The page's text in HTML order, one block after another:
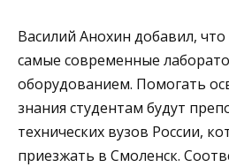
Василий Анохин добавил, что
самые современные
оборудованием. Помогать
знания студентам будут
технических вузов России,
приезжать в Смоленск.